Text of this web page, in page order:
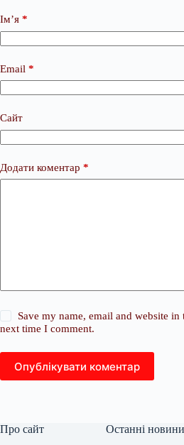
Ім’я *
Email *
Сайт
Додати коментар *
Save my name, email and website
next time I comment.
Опублікувати коментар
Про сайт Останні новини